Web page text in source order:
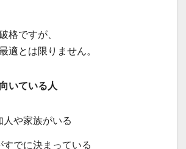
格ですが、
適とは限りません。
いている人
人や家族がいる
すでに決まっている